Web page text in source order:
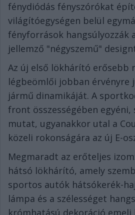
fénydiódás fényszórókat
világítóegységen belül
fényforrások hangsúlyozzák
jellemző "négyszemű"
Az új első lökhárító erősebb
légbeömlői jobban érvényre
jármű dinamikáját. A
front összességében
mutat, ugyanakkor utal a
közeli rokonságára az új E-
Megmaradt az erőteljes
hátsó lökhárító, amely
sportos autók hátsókerék-
lámpa és a szélességet
krómhatású dekoráció emeli